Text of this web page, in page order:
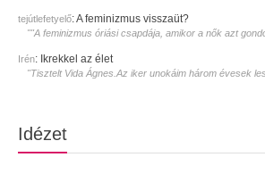
tejútlefetyelő:A feminizmus visszaüt?
""A feminizmus óriási csapdája, amikor a nők azt
Irén: Ikrekkel az élet
"Tisztelt Vida Ágnes.Az iker unokáim három évesek
Idézet